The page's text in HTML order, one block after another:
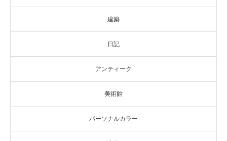
建築
日記
アンティーク
美術館
パーソナルカラー